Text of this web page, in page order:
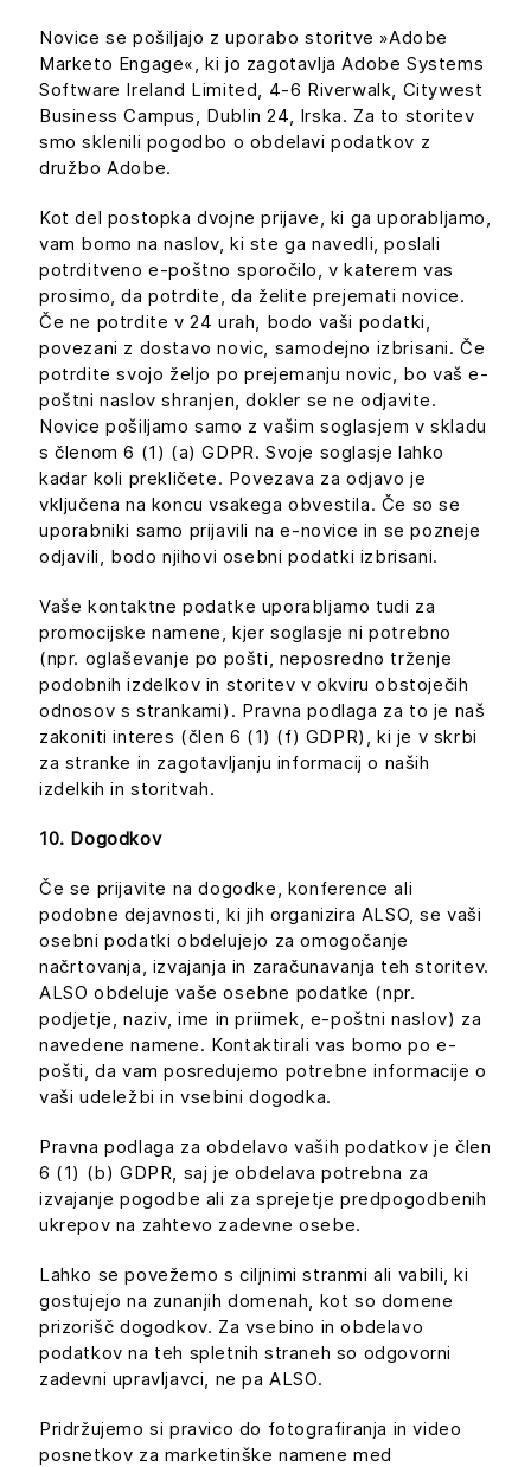
Novice se pošiljajo z uporabo storitve »Adobe
Marketo Engage«, ki jo zagotavlja Adobe Systems
Software Ireland Limited, 4-6 Riverwalk, Citywest
Business Campus, Dublin 24, Irska. Za to storitev
smo sklenili pogodbo o obdelavi podatkov z
družbo Adobe.
Kot del postopka dvojne prijave, ki ga uporabljamo,
vam bomo na naslov, ki ste ga navedli, poslali
potrditveno e-poštno sporočilo, v katerem vas
prosimo, da potrdite, da želite prejemati novice.
Če ne potrdite v 24 urah, bodo vaši podatki,
povezani z dostavo novic, samodejno izbrisani. Če
potrdite svojo željo po prejemanju novic, bo vaš e-
poštni naslov shranjen, dokler se ne odjavite.
Novice pošiljamo samo z vašim soglasjem v skladu
s členom 6 (1) (a) GDPR. Svoje soglasje lahko
kadar koli prekličete. Povezava za odjavo je
vključena na koncu vsakega obvestila. Če so se
uporabniki samo prijavili na e-novice in se pozneje
odjavili, bodo njihovi osebni podatki izbrisani.
Vaše kontaktne podatke uporabljamo tudi za
promocijske namene, kjer soglasje ni potrebno
(npr. oglaševanje po pošti, neposredno trženje
podobnih izdelkov in storitev v okviru obstoječih
odnosov s strankami). Pravna podlaga za to je naš
zakoniti interes (člen 6 (1) (f) GDPR), ki je v skrbi
za stranke in zagotavljanju informacij o naših
izdelkih in storitvah.
10. Dogodkov
Če se prijavite na dogodke, konference ali
podobne dejavnosti, ki jih organizira ALSO, se vaši
osebni podatki obdelujejo za omogočanje
načrtovanja, izvajanja in zaračunavanja teh storitev.
ALSO obdeluje vaše osebne podatke (npr.
podjetje, naziv, ime in priimek, e-poštni naslov) za
navedene namene. Kontaktirali vas bomo po e-
pošti, da vam posredujemo potrebne informacije o
vaši udeležbi in vsebini dogodka.
Pravna podlaga za obdelavo vaših podatkov je člen
6 (1) (b) GDPR, saj je obdelava potrebna za
izvajanje pogodbe ali za sprejetje predpogodbenih
ukrepov na zahtevo zadevne osebe.
Lahko se povežemo s ciljnimi stranmi ali vabili, ki
gostujejo na zunanjih domenah, kot so domene
prizorišč dogodkov. Za vsebino in obdelavo
podatkov na teh spletnih straneh so odgovorni
zadevni upravljavci, ne pa ALSO.
Pridržujemo si pravico do fotografiranja in video
posnetkov za marketinške namene med